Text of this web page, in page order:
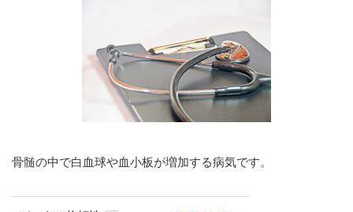
骨髄の中で白血球や血小板が増加する病気です。